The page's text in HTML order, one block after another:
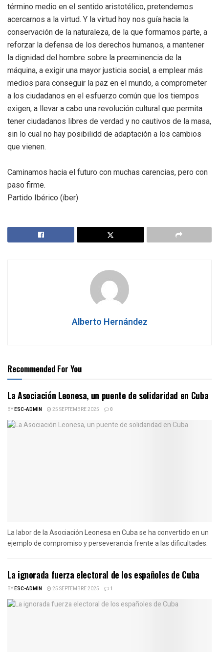
término medio en el sentido aristotélico, pretendemos
acercarnos a la virtud. Y la virtud hoy nos guía hacia la
conservación de la naturaleza, de la que formamos parte, a
reforzar la defensa de los derechos humanos, a mantener
la dignidad del hombre sobre la preeminencia de la
máquina, a exigir una mayor justicia social, a emplear más
medios para conseguir la paz en el mundo, a comprometer
a los ciudadanos en el esfuerzo común que los tiempos
exigen, a llevar a cabo una revolución cultural que permita
tener ciudadanos libres de verdad y no cautivos de la masa,
sin lo cual no hay posibilidd de adaptación a los cambios
que vienen.
Caminamos hacia el futuro con muchas carencias, pero con
paso firme.
Partido Ibérico (íber)
Alberto Hernández
Recommended For You
La Asociación Leonesa, un puente de solidaridad en Cuba
BYESC-ADMIN 25 SEPTEMBRE 2025 0
La labor de la Asociación Leonesa en Cuba se ha convertido en un
ejemplo de compromiso y perseverancia frente a las dificultades.
La ignorada fuerza electoral de los españoles de Cuba
BYESC-ADMIN 25 SEPTEMBRE 2025 1